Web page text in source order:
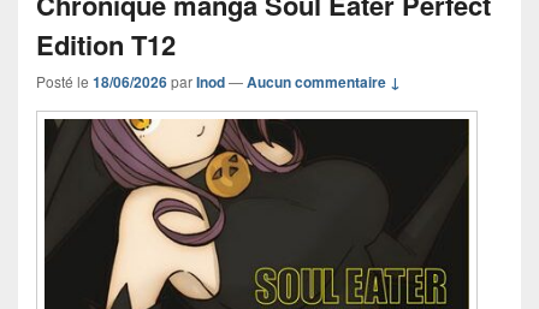
Edition T12
Posté le 18/06/2026parInod—Aucun commentaire ↓